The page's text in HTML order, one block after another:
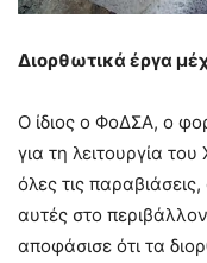
Διορθωτικά έργα
Ο ίδιος ο ΦοΔΣΑ, ο
για τη λειτουργία
όλες τις
αυτές στο
αποφάσισε ότι τα